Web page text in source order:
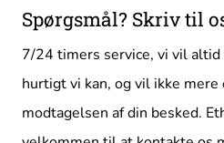
Spørgsmål? Skriv til
7/24 timers service, vi vil
hurtigt vi kan, og vil ikke
modtagelsen af ​​din besked.